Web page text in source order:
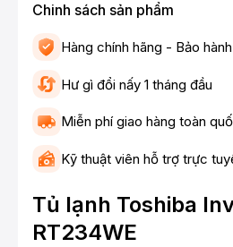
Chinh sách sản phẩm
Hàng chính hãng - Bảo
Hư gì đổi nấy 1 tháng đầu
Miễn phí giao hàng toàn
Kỹ thuật viên hỗ trợ trực
Tủ lạnh Toshiba
RT234WE